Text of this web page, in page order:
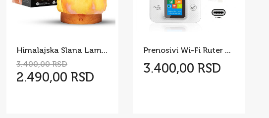
Himalajska Slana Lampa
3.400,00 RSD
2.490,00 RSD
Prenosivi Wi-Fi Ruter MF688
3.400,00 RSD